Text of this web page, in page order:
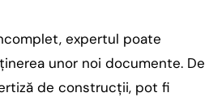
expertul poate
unor noi documente. De
de construcții, pot fi